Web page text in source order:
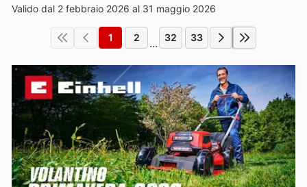
Valido dal 2 febbraio 2026 al 31 maggio 2026
1 2 ... 32 33